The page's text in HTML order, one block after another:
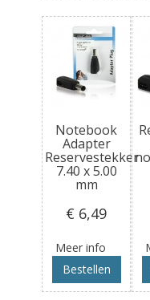
Notebook
Adapter
Reservestekker
7.40 x 5.00
mm
€ 6,49
Meer info
Bestellen